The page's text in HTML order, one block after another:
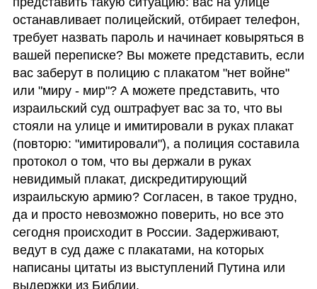
останавливает полицейский, отбирает телефон,
требует назвать пароль и начинает ковыряться в
вашей переписке? Вы можете представить, если
вас заберут в полицию с плакатом "нет войне"
или "миру - мир"? А можете представить, что
израильский суд оштрафует вас за то, что вы
стояли на улице и имитировали в руках плакат
(повторю: "имитировали"), а полиция составила
протокол о том, что вы держали в руках
невидимый плакат, дискредитирующий
израильскую армию? Согласен, в такое трудно,
да и просто невозможно поверить, но все это
сегодня происходит в России. Задерживают,
ведут в суд даже с плакатами, на которых
написаны цитаты из выступлений Путина или
выдержки из Библии.